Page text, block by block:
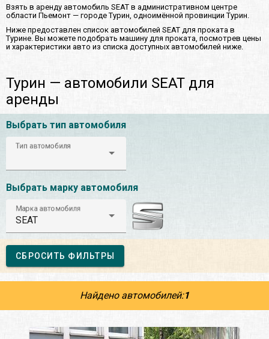
Взять в аренду автомобиль SEAT в административном центре
области Пьемонт — городе Турин, одноимённой провинции Турин.
Ниже предоставлен список автомобилей SEAT для проката в
Турине. Вы можете подобрать машину для проката, посмотрев цены
и характеристики авто из списка доступных автомобилей ниже.
Турин — автомобили SEAT для
аренды
Выбрать тип автомобиля
Тип автомобиля
Выбрать марку автомобиля
Марка автомобиля
SEAT
СБРОСИТЬ ФИЛЬТРЫ
Найдено автомобилей:1